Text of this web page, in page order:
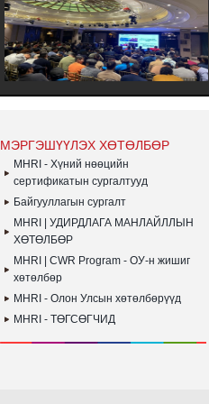
БАГИЙН ҮЙЛ АЖИЛЛАГААГ
САЙЖРУУЛАХ НЬ | ХАРИЛЦАА
ХАНДЛАГЫН БАГЦ СУРГАЛТ
ЗОХИОН БАЙГУУЛАГДЛАА.
МЭРГЭШҮҮЛЭХ ХӨТӨЛБӨР
MHRI - Хүний нөөцийн
сертификатын сургалтууд
Байгууллагын сургалт
MHRI | УДИРДЛАГА МАНЛАЙЛЛЫН
ХӨТӨЛБӨР
MHRI | CWR Program - ОУ-н жишиг
хөтөлбөр
MHRI - Олон Улсын хөтөлбөрүүд
MHRI - ТӨГСӨГЧИД